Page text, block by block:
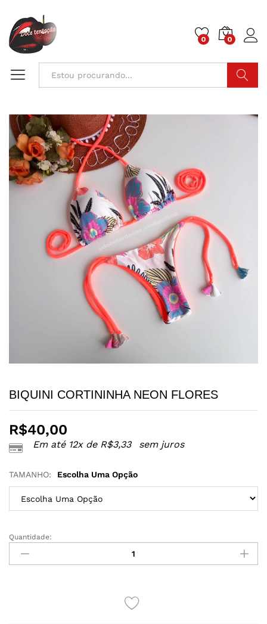
0 0
BIQUINI CORTININHA NEON FLORES
R$40,00
Em até 12x de R$3,33 sem juros
TAMANHO: Escolha Uma Opção
BIQUINI
CORTININHA
NEON
Quantidade: